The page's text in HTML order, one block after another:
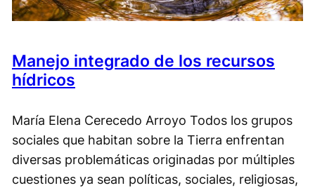
Manejo integrado de los recursos
hídricos
María Elena Cerecedo Arroyo Todos los grupos
sociales que habitan sobre la Tierra enfrentan
diversas problemáticas originadas por múltiples
cuestiones ya sean políticas, sociales, religiosas,